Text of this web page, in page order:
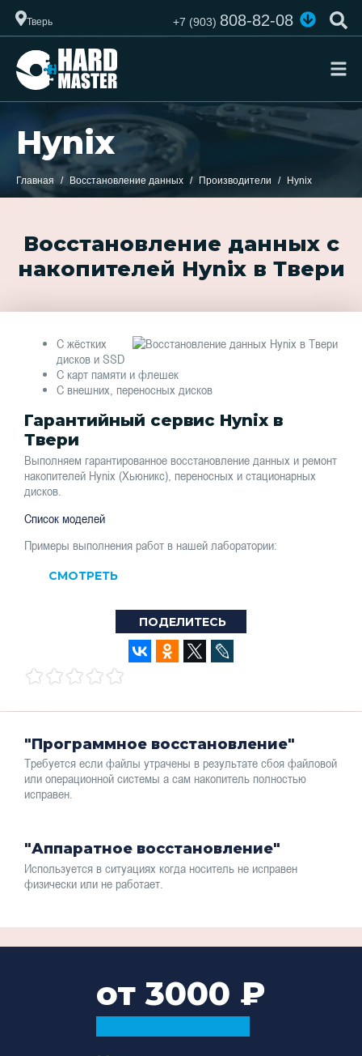
Тверь +7 (903)808-82-08
Hynix
Главная Восстановление данных Производители Hynix
Восстановление данных с
накопителей Hynix в Твери
С жёстких
дисков и SSD
С карт памяти и флешек
С внешних, переносных дисков
Гарантийный сервис Hynix в
Твери
Выполняем гарантированное восстановление данных и ремонт
накопителей Hynix (Хьюникс), переносных и стационарных
дисков.
Список моделей
Примеры выполнения работ в нашей лаборатории:
СМОТРЕТЬ
ПОДЕЛИТЕСЬ
"Программное восстановление"
Требуется если файлы утрачены в результате сбоя файловой
или операционной системы а сам накопитель полностью
исправен.
"Аппаратное восстановление"
Используется в ситуациях когда носитель не исправен
физически или не работает.
от 3000